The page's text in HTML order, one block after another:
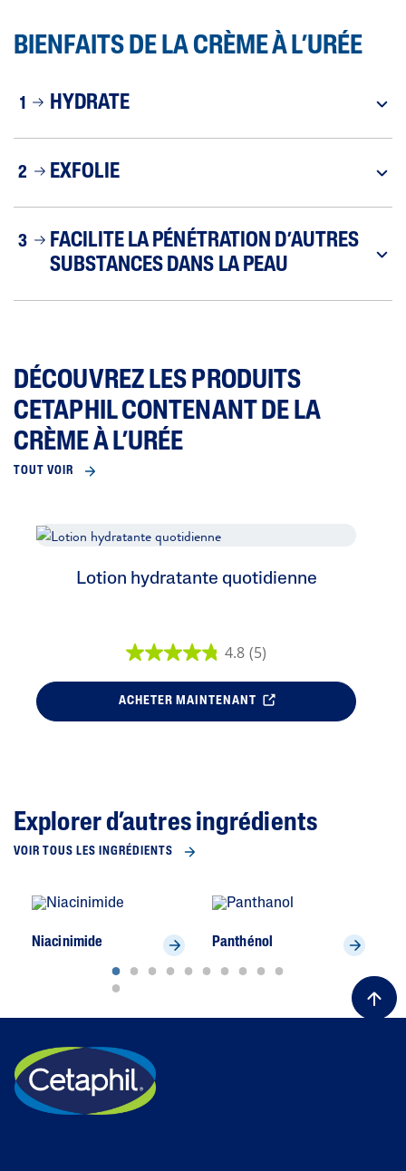
BIENFAITS DE LA CRÈME À L’URÉE
1 HYDRATE
2 EXFOLIE
3
FACILITE LA PÉNÉTRATION D’AUTRES
SUBSTANCES DANS LA PEAU
DÉCOUVREZ LES PRODUITS
CETAPHIL CONTENANT DE LA
CRÈME À L’URÉE
TOUT VOIR
Lotion hydratante quotidienne
4.8 (5)
ACHETER MAINTENANT
Explorer d’autres ingrédients
VOIR TOUS LES INGRÉDIENTS
Niacinimide Panthénol